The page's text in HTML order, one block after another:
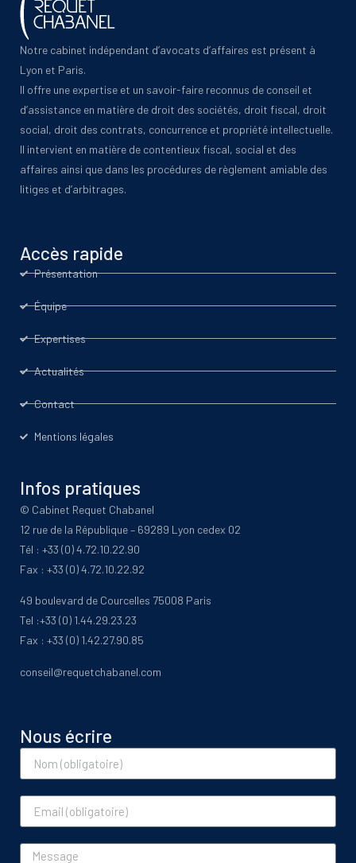
Notre cabinet indépendant d’avocats d’affaires est présent à
Lyon et Paris.
Il offre une expertise et un savoir-faire reconnus de conseil et
d’assistance en matière de droit des sociétés, droit fiscal, droit
social, droit des contrats, concurrence et propriété intellectuelle.
Il intervient en matière de contentieux fiscal, social et des
affaires ainsi que dans les procédures de règlement amiable des
litiges et d’arbitrages.
Accès rapide
Présentation
Équipe
Expertises
Actualités
Contact
Mentions légales
Infos pratiques
© Cabinet Requet Chabanel
12 rue de la République – 69289 Lyon cedex 02
Tél : +33 (0) 4.72.10.22.90
Fax : +33 (0) 4.72.10.22.92
49 boulevard de Courcelles 75008 Paris
Tel :+33 (0) 1.44.29.23.23
Fax : +33 (0) 1.42.27.90.85
conseil@requetchabanel.com
Nous écrire